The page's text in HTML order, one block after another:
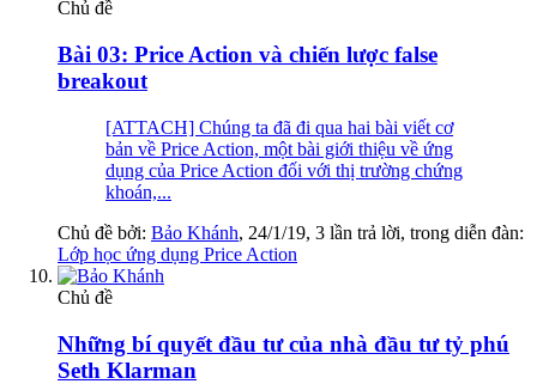
Chủ đề
Bài 03: Price Action và chiến lược false
breakout
[ATTACH] Chúng ta đã đi qua hai bài viết cơ
bản về Price Action, một bài giới thiệu về ứng
dụng của Price Action đối với thị trường chứng
khoán,...
Chủ đề bởi: Bảo Khánh, 24/1/19, 3 lần trả lời, trong diễn đàn:
Lớp học ứng dụng Price Action
Chủ đề
Những bí quyết đầu tư của nhà đầu tư tỷ phú
Seth Klarman